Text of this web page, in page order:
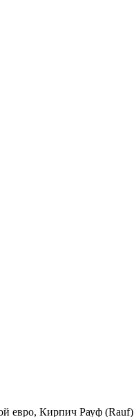
евро, Кирпич Рауф (Rauf)